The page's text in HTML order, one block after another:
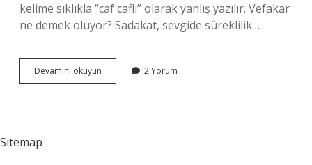
kelime sıklıkla “caf caflı” olarak yanlış yazılır. Vefakar
ne demek oluyor? Sadakat, sevgide süreklilik…
Devamını okuyun
Çekene
2 Yorum
Sitemap